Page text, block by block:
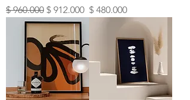
Precio
$ 960.000 Precio de oferta
$ 912.000 Precio
$ 480.000